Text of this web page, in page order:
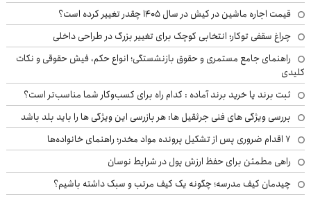
قیمت اجاره ماشین در کیش در سال ۱۴۰۵ چقدر تغییر کرده است؟
چراغ سقفی توکار؛ انتخابی کوچک برای تغییر بزرگ در طراحی داخلی
راهنمای جامع مستمری و حقوق بازنشستگی؛ انواع حکم، فیش حقوقی و نکات
کلیدی
ثبت برند یا خرید برند آماده : کدام راه برای کسب‌وکار شما مناسب‌تر است؟
بررسی ویژگی های فنی جرثقیل ها: هر بازرسی این ویژگی ها را باید بلد باشد
۷ اقدام ضروری پس از تشکیل پرونده مواد مخدر؛ راهنمای خانواده‌ها
راهی مطمئن برای حفظ ارزش پول در شرایط نوسان
چیدمان کیف مدرسه؛ چگونه یک کیف مرتب و سبک داشته باشیم؟